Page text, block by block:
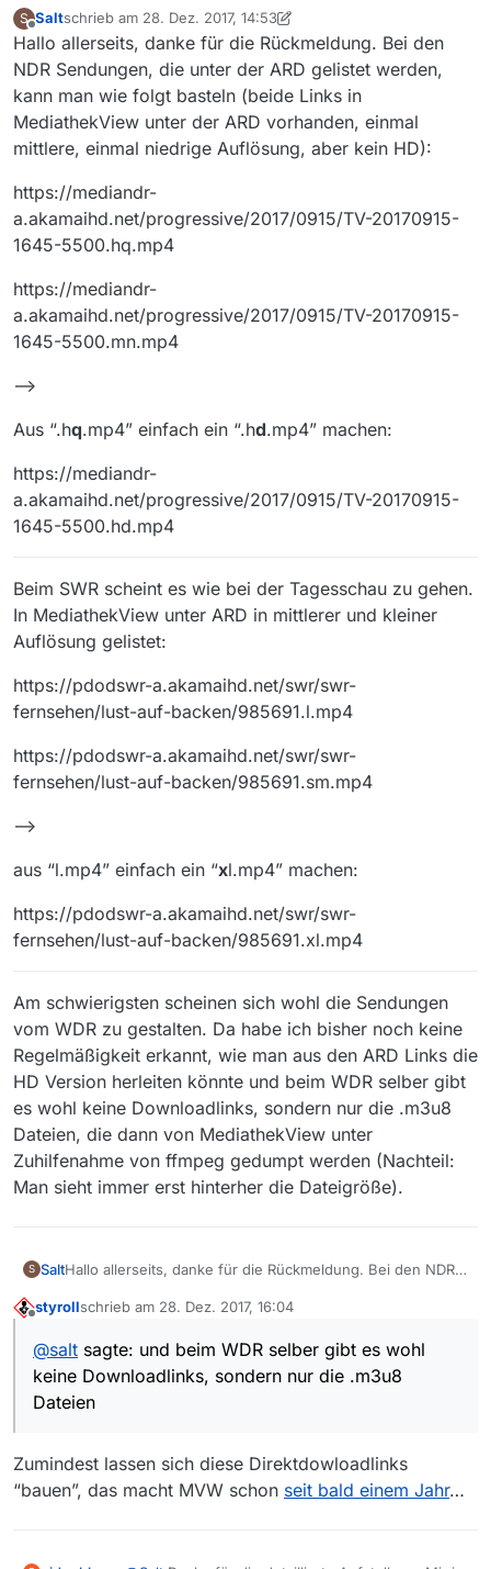
S
Offline
Saltschrieb am 28. Dez. 2017, 14:53
zuletzt editiert von Salt
Hallo allerseits, danke für die Rückmeldung. Bei den
NDR Sendungen, die unter der ARD gelistet werden,
kann man wie folgt basteln (beide Links in
MediathekView unter der ARD vorhanden, einmal
mittlere, einmal niedrige Auflösung, aber kein HD):
https://mediandr-
a.akamaihd.net/progressive/2017/0915/TV-20170915-
1645-5500.hq.mp4
https://mediandr-
a.akamaihd.net/progressive/2017/0915/TV-20170915-
1645-5500.mn.mp4
–>
Aus “.hq.mp4” einfach ein “.hd.mp4” machen:
https://mediandr-
a.akamaihd.net/progressive/2017/0915/TV-20170915-
1645-5500.hd.mp4
Beim SWR scheint es wie bei der Tagesschau zu gehen.
In MediathekView unter ARD in mittlerer und kleiner
Auflösung gelistet:
https://pdodswr-a.akamaihd.net/swr/swr-
fernsehen/lust-auf-backen/985691.l.mp4
https://pdodswr-a.akamaihd.net/swr/swr-
fernsehen/lust-auf-backen/985691.sm.mp4
–>
aus “l.mp4” einfach ein “xl.mp4” machen:
https://pdodswr-a.akamaihd.net/swr/swr-
fernsehen/lust-auf-backen/985691.xl.mp4
Am schwierigsten scheinen sich wohl die Sendungen
vom WDR zu gestalten. Da habe ich bisher noch keine
Regelmäßigkeit erkannt, wie man aus den ARD Links die
HD Version herleiten könnte und beim WDR selber gibt
es wohl keine Downloadlinks, sondern nur die .m3u8
Dateien, die dann von MediathekView unter
Zuhilfenahme von ffmpeg gedumpt werden (Nachteil:
Man sieht immer erst hinterher die Dateigröße).
S SaltHallo allerseits, danke für die Rückmeldung. Bei den NDR
wie folgt basteln (beide Links in MediathekView unter der
Auflösung, aber kein HD):
https://mediandr-
5500.hq.mp4
https://mediandr-
a.akamaihd.net/progressive/2017/0915/TV-20170915-1645-
5500.mn.mp4
–>
https://mediandr-
a.akamaihd.net/progressive/2017/0915/TV-20170915-1645-
Offline
styrollschrieb am 28. Dez. 2017, 16:04
zuletzt editiert von
@salt sagte: und beim WDR selber gibt es wohl
keine Downloadlinks, sondern nur die .m3u8
Dateien
Zumindest lassen sich diese Direktdowloadlinks
“bauen”, das macht MVW schon seit bald einem Jahr…